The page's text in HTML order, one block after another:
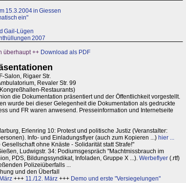
15.3.2004 in Giessen
ein"
Gail-Lügen
2007
überhaupt ++ Download als PDF
Salon, Rigaer Str.
Revaler Str. 99
Restaurants)
die Dokumentation präsentiert und der Öffentlichkeit vorgestellt.
wurde bei dieser Gelegenheit die Dokumentation als gedruckte
und FR waren anwesend. Presseinformation und Internetseite
Erlenring 10: Protest und politische Justiz (Veranstalter:
Info- und Einladungsflyer (auch zum Kopieren ...) hier ...
ohne Knäste - Solidarität statt Strafe!"
Ludwigstr. 34: Podiumsgespräch "Machtmissbrauch im
PDS, Bildungssyndikat, Infoladen, Gruppe X ...). Werbeflyer (.rtf)
Polizeiüberfalls ...
und den Überfall
+++ 11./12. März +++ Demo und erste "Versiegelungen"